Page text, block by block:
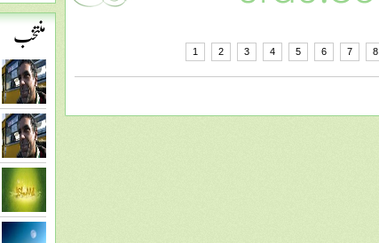
منتخب 1 2 3 4 5 6 7 8